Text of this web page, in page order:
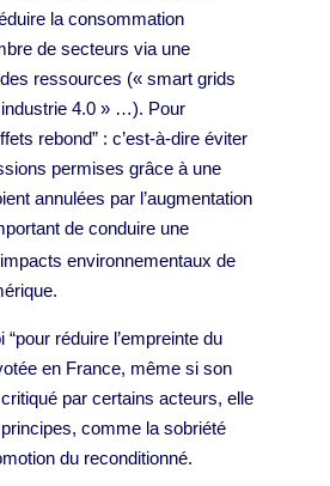
la consommation
de secteurs via une
ressources (« smart grids
4.0 » …). Pour
rebond” : c’est-à-dire éviter
permises grâce à une
annulées par l’augmentation
de conduire une
environnementaux de
“pour réduire l’empreinte du
en France, même si son
par certains acteurs, elle
comme la sobriété
du reconditionné.